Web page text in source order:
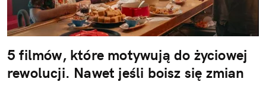
5 filmów, które motywują do życiowej
rewolucji. Nawet jeśli boisz się zmian